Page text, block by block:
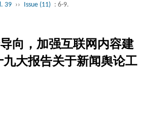
39 ›› Issue (11) : 6-9.
向，加强互联网内容建
大报告关于新闻舆论工